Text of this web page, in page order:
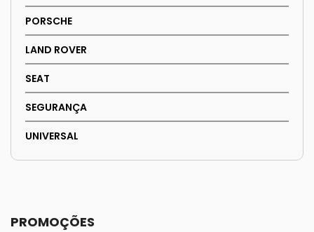
PORSCHE
LAND ROVER
SEAT
SEGURANÇA
UNIVERSAL
PROMOÇÕES